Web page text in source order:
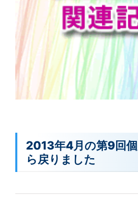
2013年4月の第9回
ら戻りました